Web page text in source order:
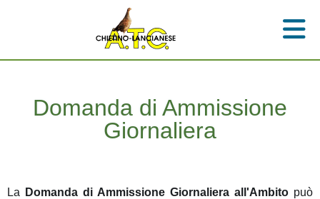
Domanda di Ammissione
Giornaliera
La Domanda di Ammissione Giornaliera all'Ambito può